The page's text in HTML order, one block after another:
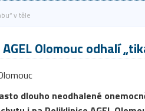
v těle
Olomouc odhalí
dlouho neodhalené